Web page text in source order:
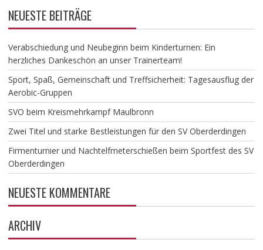
NEUESTE BEITRÄGE
Verabschiedung und Neubeginn beim Kinderturnen: Ein
herzliches Dankeschön an unser Trainerteam!
​Sport, Spaß, Gemeinschaft und Treffsicherheit: Tagesausflug der
Aerobic-Gruppen
SVO beim Kreismehrkampf Maulbronn
Zwei Titel und starke Bestleistungen für den SV Oberderdingen
Firmenturnier und Nachtelfmeterschießen beim Sportfest des SV
Oberderdingen
NEUESTE KOMMENTARE
ARCHIV